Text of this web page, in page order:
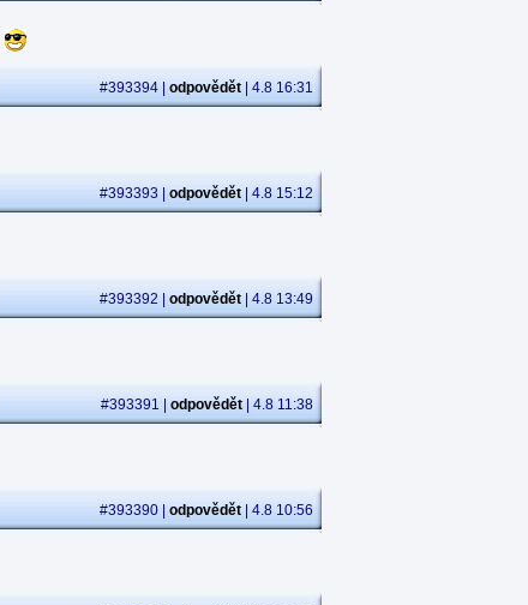
#393394 | odpovědět | 4.8 16:31
#393393 | odpovědět | 4.8 15:12
#393392 | odpovědět | 4.8 13:49
#393391 | odpovědět | 4.8 11:38
#393390 | odpovědět | 4.8 10:56